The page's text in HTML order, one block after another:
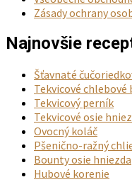
Zásady ochrany
Najnovšie
Šťavnaté
Tekvicové chlebové
Tekvicový perník
Tekvicové osie
Ovocný koláč
Pšenično-ražný
Bounty osie hniezda
Hubové korenie